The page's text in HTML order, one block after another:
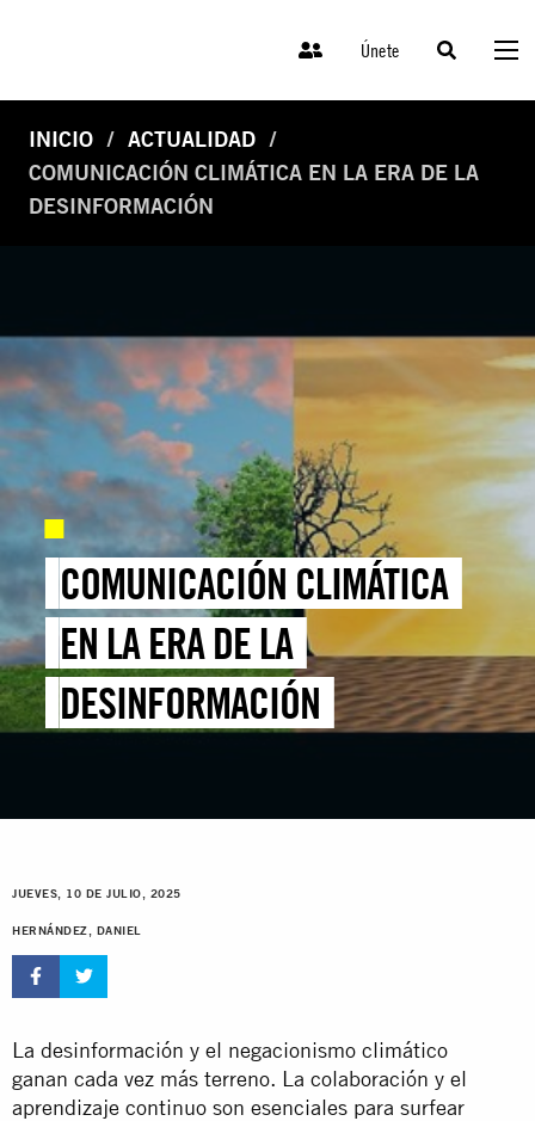
Únete
INICIO
ACTUALIDAD
COMUNICACIÓN CLIMÁTICA EN LA ERA DE LA
DESINFORMACIÓN
COMUNICACIÓN CLIMÁTICA
EN LA ERA DE LA
DESINFORMACIÓN
JUEVES, 10 DE JULIO, 2025
HERNÁNDEZ, DANIEL
La desinformación y el negacionismo climático
ganan cada vez más terreno. La colaboración y el
aprendizaje continuo son esenciales para surfear